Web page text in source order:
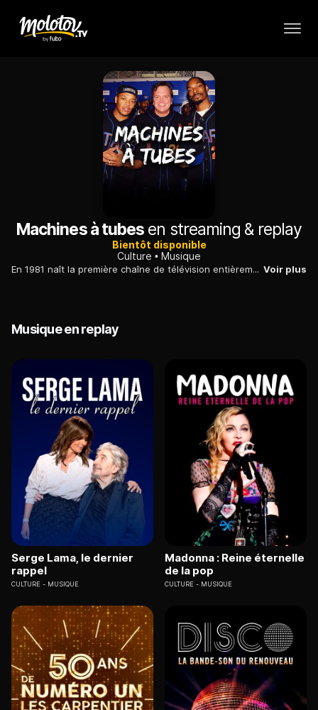
Machines à tubes en streaming & replay
Bientôt disponible
Culture
Musique
En 1981 naît la première chaîne de télévision entièrement dédiée à la musique : décryptage de la culture MTV et de son influence sur la jeunesse des nineties. Voir plus
Musique en replay
Serge Lama, le dernier
rappel
CULTURE MUSIQUE
Madonna : Reine éternelle
de la pop
CULTURE MUSIQUE